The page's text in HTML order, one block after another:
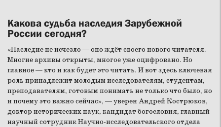
Какова судьба наследия Зарубежной
России сегодня?
«Наследие не исчезло — оно ждёт своего нового читателя.
Многие архивы открыты, многое уже оцифровано. Но
главное — кто и как будет это читать. И вот здесь ключевая
роль принадлежит молодым исследователям, студентам,
преподавателям, готовым понимать не только что было, но
и почему это важно сейчас», — уверен Андрей Кострюков,
доктор исторических наук, кандидат богословия, главный
научный сотрудник Научно-исследовательского отдела